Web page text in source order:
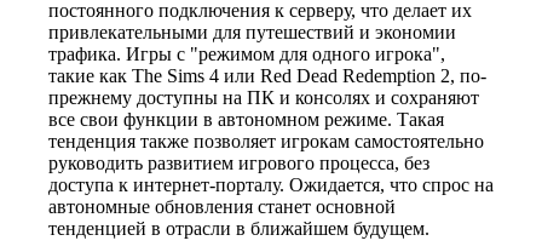
постоянного подключения к серверу, что делает их
привлекательными для путешествий и экономии
трафика. Игры с "режимом для одного игрока",
такие как The Sims 4 или Red Dead Redemption 2, по-
прежнему доступны на ПК и консолях и сохраняют
все свои функции в автономном режиме. Такая
тенденция также позволяет игрокам самостоятельно
руководить развитием игрового процесса, без
доступа к интернет-порталу. Ожидается, что спрос на
автономные обновления станет основной
тенденцией в отрасли в ближайшем будущем.